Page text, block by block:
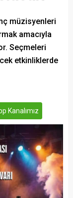
müzisyenleri
amacıyla
Seçmeleri
etkinliklerde
Kanalımız